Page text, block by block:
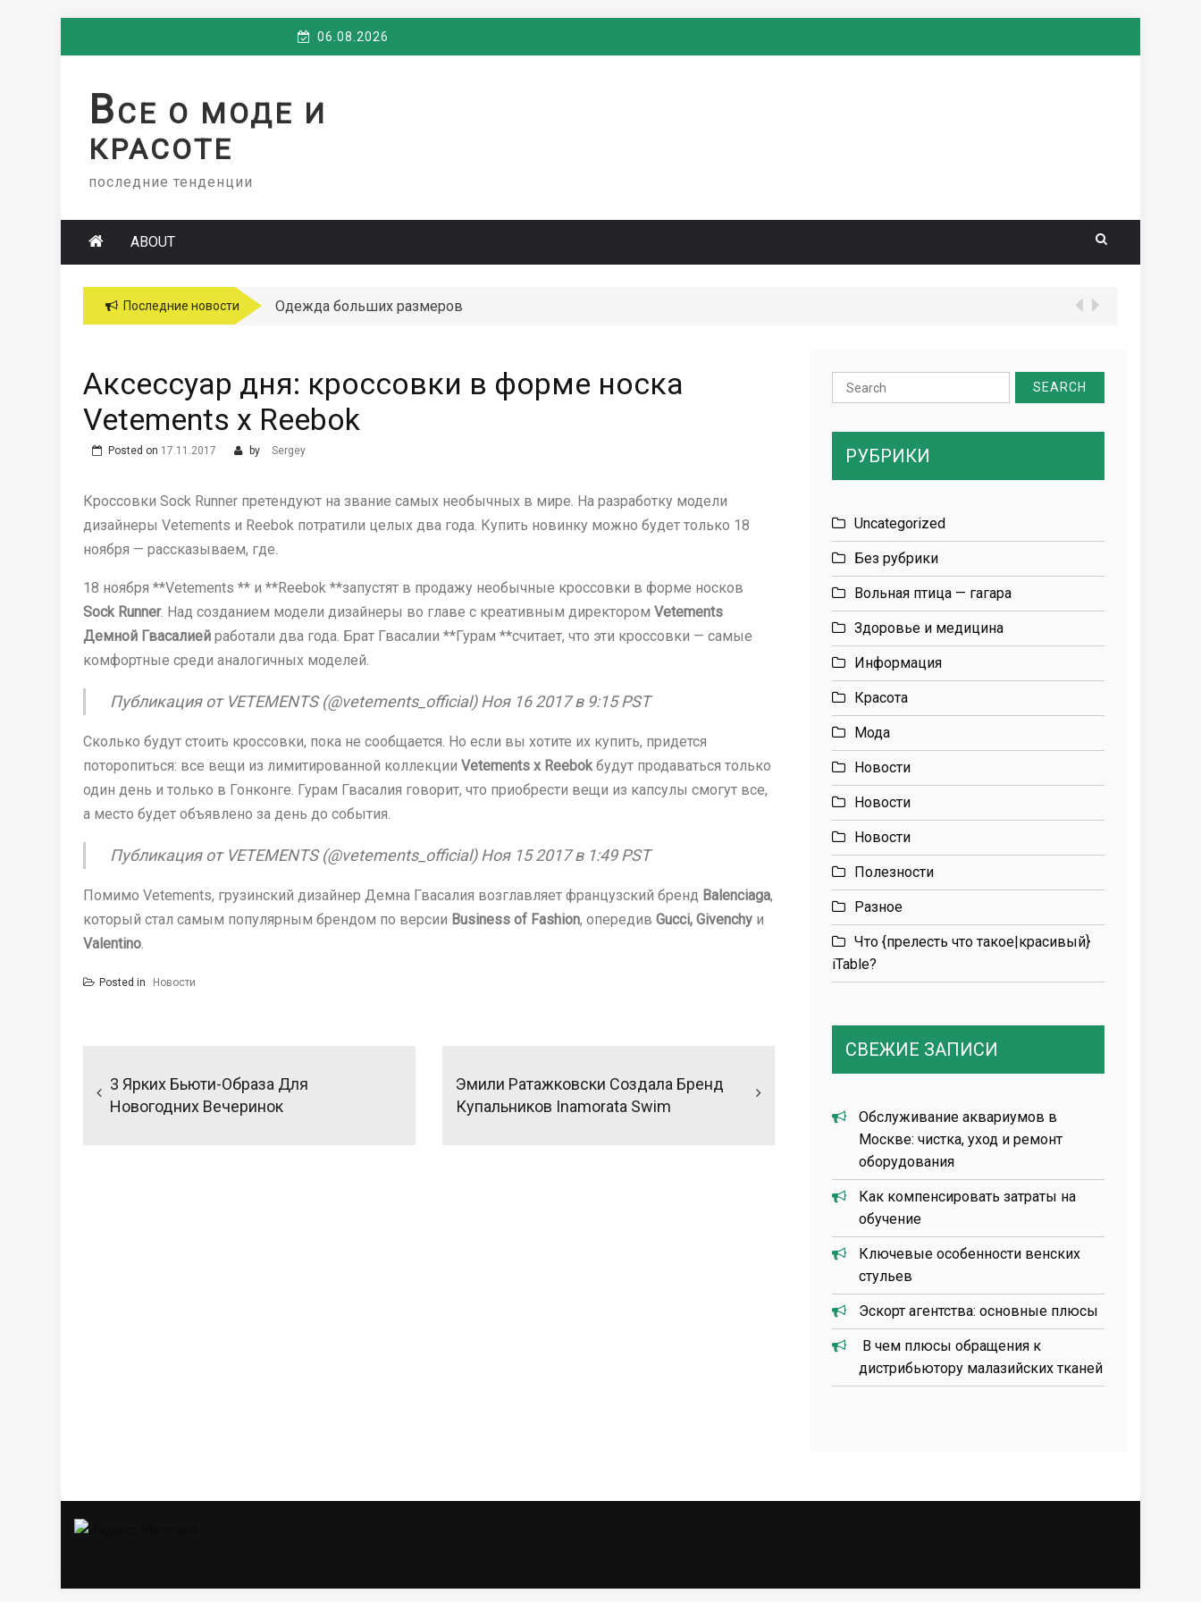
06.08.2026
ВСЕ О МОДЕ И
КРАСОТЕ
последние тенденции
ABOUT
Последние новости Одежда больших размеров
Аксессуар дня: кроссовки в форме носка
Vetements x Reebok
Posted on 17.11.2017 by Sergey
Кроссовки Sock Runner претендуют на звание самых необычных в мире. На разработку модели
дизайнеры Vetements и Reebok потратили целых два года. Купить новинку можно будет только 18
ноября — рассказываем, где.
18 ноября **Vetements ** и **Reebok **запустят в продажу необычные кроссовки в форме носков
Sock Runner. Над созданием модели дизайнеры во главе с креативным директором Vetements
Демной Гвасалией работали два года. Брат Гвасалии **Гурам **считает, что эти кроссовки — самые
комфортные среди аналогичных моделей.
Публикация от VETEMENTS (@vetements_official) Ноя 16 2017 в 9:15 PST
Сколько будут стоить кроссовки, пока не сообщается. Но если вы хотите их купить, придется
поторопиться: все вещи из лимитированной коллекции Vetements x Reebokбудут продаваться только
один день и только в Гонконге. Гурам Гвасалия говорит, что приобрести вещи из капсулы смогут все,
а место будет объявлено за день до события.
Публикация от VETEMENTS (@vetements_official) Ноя 15 2017 в 1:49 PST
Помимо Vetements, грузинский дизайнер Демна Гвасалия возглавляет французский бренд Balenciaga,
который стал самым популярным брендом по версии Business of Fashion, опередив Gucci, Givenchy и
Valentino.
Posted in Новости
записям
3 Ярких Бьюти-Образа Для
Новогодних Вечеринок
Эмили Ратажковски Создала Бренд
Купальников Inamorata Swim
Search
for:
РУБРИКИ
Uncategorized
Без рубрики
Вольная птица — гагара
Здоровье и медицина
Информация
Красота
Мода
Новости
Новости
Новости
Полезности
Разное
Что {прелесть что такое|красивый}
iTable?
СВЕЖИЕ ЗАПИСИ
Обслуживание аквариумов в
Москве: чистка, уход и ремонт
оборудования
Как компенсировать затраты на
обучение
Ключевые особенности венских
стульев
Эскорт агентства: основные плюсы
В чем плюсы обращения к
дистрибьютору малазийских тканей